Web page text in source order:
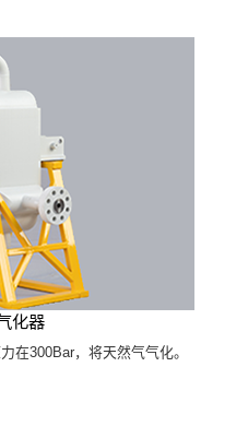
化器
在300Bar，将天然气气化。